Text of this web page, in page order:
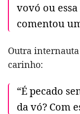
vovó ou
comentou
Outra
carinho:
“É pecado
da vó? Com